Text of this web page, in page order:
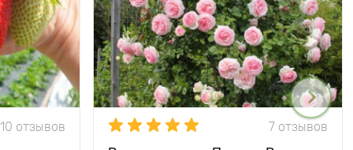
10 отзывов 7 отзывов